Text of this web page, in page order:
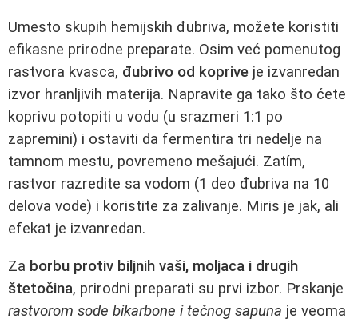
Umesto skupih hemijskih đubriva, možete koristiti
efikasne prirodne preparate. Osim već pomenutog
rastvora kvasca, đubrivo od koprive je izvanredan
izvor hranljivih materija. Napravite ga tako što ćete
koprivu potopiti u vodu (u srazmeri 1:1 po
zapremini) i ostaviti da fermentira tri nedelje na
tamnom mestu, povremeno mešajući. Zatím,
rastvor razredite sa vodom (1 deo đubriva na 10
delova vode) i koristite za zalivanje. Miris je jak, ali
efekat je izvanredan.
Za borbu protiv biljnih vaši, moljaca i drugih
štetočina, prirodni preparati su prvi izbor. Prskanje
rastvorom sode bikarbone i tečnog sapuna je veoma